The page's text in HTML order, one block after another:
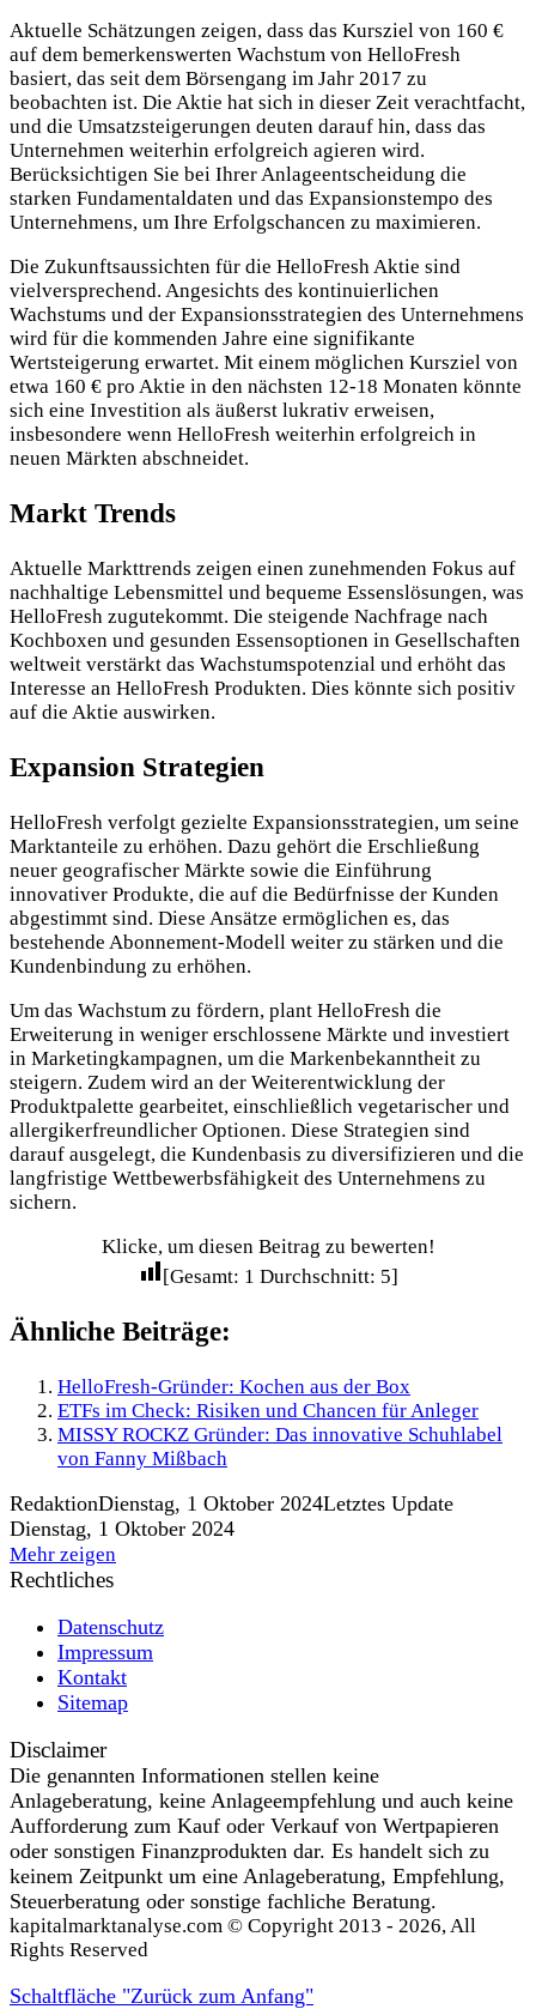
Aktuelle Schätzungen zeigen, dass das Kursziel von 160 €
auf dem bemerkenswerten Wachstum von HelloFresh
basiert, das seit dem Börsengang im Jahr 2017 zu
beobachten ist. Die Aktie hat sich in dieser Zeit verachtfacht,
und die Umsatzsteigerungen deuten darauf hin, dass das
Unternehmen weiterhin erfolgreich agieren wird.
Berücksichtigen Sie bei Ihrer Anlageentscheidung die
starken Fundamentaldaten und das Expansionstempo des
Unternehmens, um Ihre Erfolgschancen zu maximieren.
Die Zukunftsaussichten für die HelloFresh Aktie sind
vielversprechend. Angesichts des kontinuierlichen
Wachstums und der Expansionsstrategien des Unternehmens
wird für die kommenden Jahre eine signifikante
Wertsteigerung erwartet. Mit einem möglichen Kursziel von
etwa 160 € pro Aktie in den nächsten 12-18 Monaten könnte
sich eine Investition als äußerst lukrativ erweisen,
insbesondere wenn HelloFresh weiterhin erfolgreich in
neuen Märkten abschneidet.
Markt Trends
Aktuelle Markttrends zeigen einen zunehmenden Fokus auf
nachhaltige Lebensmittel und bequeme Essenslösungen, was
HelloFresh zugutekommt. Die steigende Nachfrage nach
Kochboxen und gesunden Essensoptionen in Gesellschaften
weltweit verstärkt das Wachstumspotenzial und erhöht das
Interesse an HelloFresh Produkten. Dies könnte sich positiv
auf die Aktie auswirken.
Expansion Strategien
HelloFresh verfolgt gezielte Expansionsstrategien, um seine
Marktanteile zu erhöhen. Dazu gehört die Erschließung
neuer geografischer Märkte sowie die Einführung
innovativer Produkte, die auf die Bedürfnisse der Kunden
abgestimmt sind. Diese Ansätze ermöglichen es, das
bestehende Abonnement-Modell weiter zu stärken und die
Kundenbindung zu erhöhen.
Um das Wachstum zu fördern, plant HelloFresh die
Erweiterung in weniger erschlossene Märkte und investiert
in Marketingkampagnen, um die Markenbekanntheit zu
steigern. Zudem wird an der Weiterentwicklung der
Produktpalette gearbeitet, einschließlich vegetarischer und
allergikerfreundlicher Optionen. Diese Strategien sind
darauf ausgelegt, die Kundenbasis zu diversifizieren und die
langfristige Wettbewerbsfähigkeit des Unternehmens zu
sichern.
Klicke, um diesen Beitrag zu bewerten!
[Gesamt: 1 Durchschnitt: 5]
Ähnliche Beiträge:
HelloFresh-Gründer: Kochen aus der Box
ETFs im Check: Risiken und Chancen für Anleger
MISSY ROCKZ Gründer: Das innovative Schuhlabel
von Fanny Mißbach
RedaktionDienstag, 1 Oktober 2024Letztes Update
Dienstag, 1 Oktober 2024
Mehr zeigen
Rechtliches
Datenschutz
Impressum
Kontakt
Sitemap
Disclaimer
Die genannten Informationen stellen keine
Anlageberatung, keine Anlageempfehlung und auch keine
Aufforderung zum Kauf oder Verkauf von Wertpapieren
oder sonstigen Finanzprodukten dar. Es handelt sich zu
keinem Zeitpunkt um eine Anlageberatung, Empfehlung,
Steuerberatung oder sonstige fachliche Beratung.
kapitalmarktanalyse.com © Copyright 2013 - 2026, All
Rights Reserved
Schaltfläche "Zurück zum Anfang"